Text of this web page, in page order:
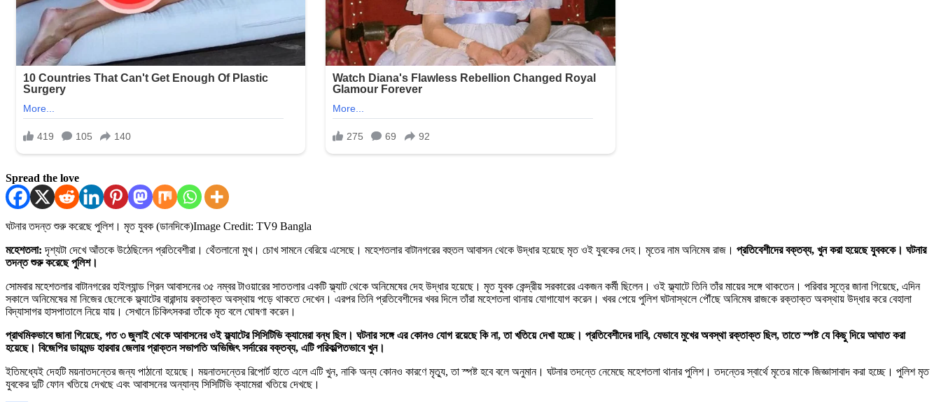
Spread the love
ঘটনার তদন্ত শুরু করেছে পুলিশ। মৃত যুবক (ডানদিকে)Image Credit: TV9 Bangla
মহেশতলা: দৃশ্যটা দেখে আঁতকে উঠেছিলেন প্রতিবেশীরা। থেঁতলানো মুখ। চোখ সামনে বেরিয়ে এসেছে। মহেশতলার বাটানগরের বহুতল আবাসন থেকে উদ্ধার হয়েছে মৃত ওই যুবকের দেহ। মৃতের নাম অনিমেষ রাজ। প্রতিবেশীদের বক্তব্য, খুন করা হয়েছে যুবককে। ঘটনার
তদন্ত শুরু করেছে পুলিশ।
সোমবার মহেশতলার বাটানগরের হাইল্যান্ড গ্রিন আবাসনের ৩৫ নম্বর টাওয়ারের সাততলার একটি ফ্ল্যাট থেকে অনিমেষের দেহ উদ্ধার হয়েছে। মৃত যুবক কেন্দ্রীয় সরকারের একজন কর্মী ছিলেন। ওই ফ্ল্যাটে তিনি তাঁর মায়ের সঙ্গে থাকতেন। পরিবার সূত্রে জানা গিয়েছে, এদিন
সকালে অনিমেষের মা নিজের ছেলেকে ফ্ল্যাটের বারান্দায় রক্তাক্ত অবস্থায় পড়ে থাকতে দেখেন। এরপর তিনি প্রতিবেশীদের খবর দিলে তাঁরা মহেশতলা থানায় যোগাযোগ করেন। খবর পেয়ে পুলিশ ঘটনাস্থলে পৌঁছে অনিমেষ রাজকে রক্তাক্ত অবস্থায় উদ্ধার করে বেহালা
বিদ্যাসাগর হাসপাতালে নিয়ে যায়। সেখানে চিকিৎসকরা তাঁকে মৃত বলে ঘোষণা করেন।
প্রাথমিকভাবে জানা গিয়েছে, গত ৩ জুলাই থেকে আবাসনের ওই ফ্ল্যাটের সিসিটিভি ক্যামেরা বন্ধ ছিল। ঘটনার সঙ্গে এর কোনও যোগ রয়েছে কি না, তা খতিয়ে দেখা হচ্ছে। প্রতিবেশীদের দাবি, যেভাবে মুখের অবস্থা রক্তাক্ত ছিল, তাতে স্পষ্ট যে কিছু দিয়ে আঘাত করা
হয়েছে। বিজেপির ডায়মন্ড হারবার জেলার প্রাক্তন সভাপতি অভিজিৎ সর্দারের বক্তব্য, এটি পরিকল্পিতভাবে খুন।
ইতিমধ্যেই দেহটি ময়নাতদন্তের জন্য পাঠানো হয়েছে। ময়নাতদন্তের রিপোর্ট হাতে এলে এটি খুন, নাকি অন্য কোনও কারণে মৃত্যু, তা স্পষ্ট হবে বলে অনুমান। ঘটনার তদন্তে নেমেছে মহেশতলা থানার পুলিশ। তদন্তের স্বার্থে মৃতের মাকে জিজ্ঞাসাবাদ করা হচ্ছে। পুলিশ মৃত
যুবকের দুটি ফোন খতিয়ে দেখছে এবং আবাসনের অন্যান্য সিসিটিভি ক্যামেরা খতিয়ে দেখছে।